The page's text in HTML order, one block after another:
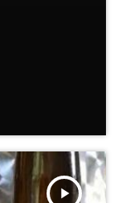
play_arrow